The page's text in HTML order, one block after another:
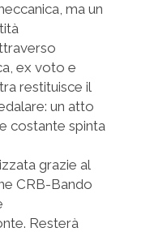
ma un
ex voto e
restituisce il
un atto
costante spinta
grazie al
CRB-Bando
Resterà